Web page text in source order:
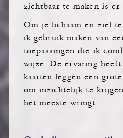
zichtbaar te maken is
Om je lichaam en ziel
ik gebruik maken van
toepassingen die ik
wijze. De ervaring
kaarten leggen een
om inzichtelijk te
het meeste wringt.